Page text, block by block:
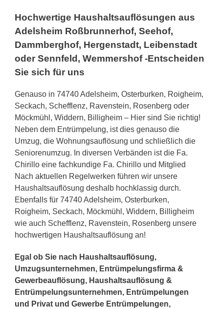
Hochwertige Haushaltsauflösungen aus
Adelsheim Roßbrunnerhof, Seehof,
Dammberghof, Hergenstadt, Leibenstadt
oder Sennfeld, Wemmershof -Entscheiden
Sie sich für uns
Genauso in 74740 Adelsheim, Osterburken, Roigheim,
Seckach, Schefflenz, Ravenstein, Rosenberg oder
Möckmühl, Widdern, Billigheim – Hier sind Sie richtig!
Neben dem Entrümpelung, ist dies genauso die
Umzug, die Wohnungsauflösung und schließlich die
Seniorenumzug. In diversen Verbänden ist die Fa.
Chirillo eine fachkundige Fa. Chirillo und Mitglied
Nach aktuellen Regelwerken führen wir unsere
Haushaltsauflösung deshalb hochklassig durch.
Ebenfalls für 74740 Adelsheim, Osterburken,
Roigheim, Seckach, Möckmühl, Widdern, Billigheim
wie auch Schefflenz, Ravenstein, Rosenberg unsere
hochwertigen Haushaltsauflösung an!
Egal ob Sie nach Haushaltsauflösung,
Umzugsunternehmen, Entrümpelungsfirma &
Gewerbeauflösung, Haushaltsauflösung &
Entrümpelungsunternehmen, Entrümpelungen
und Privat und Gewerbe Entrümpelungen,